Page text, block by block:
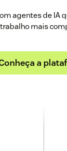
agentes de IA
mais
a